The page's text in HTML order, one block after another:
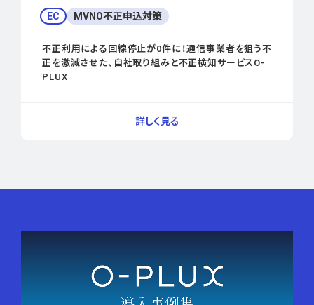
EC MVNO不正申込対策
不正利用による回線停止が0件に！通信事業者を狙う不
正を激減させた、自社取り組みと不正検知サービスO-
PLUX